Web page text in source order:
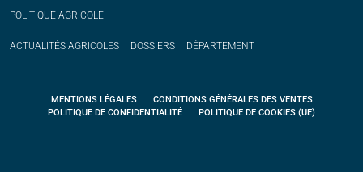
POLITIQUE AGRICOLE
ACTUALITÉS AGRICOLES DOSSIERS DÉPARTEMENT
MENTIONS LÉGALES
CONDITIONS GÉNÉRALES DES VENTES
POLITIQUE DE CONFIDENTIALITÉ
POLITIQUE DE COOKIES (UE)